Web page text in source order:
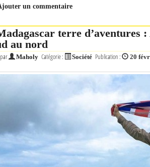
un commentaire
terre d’aventures
au nord
Maholy Catégorie : Société Publication : 20